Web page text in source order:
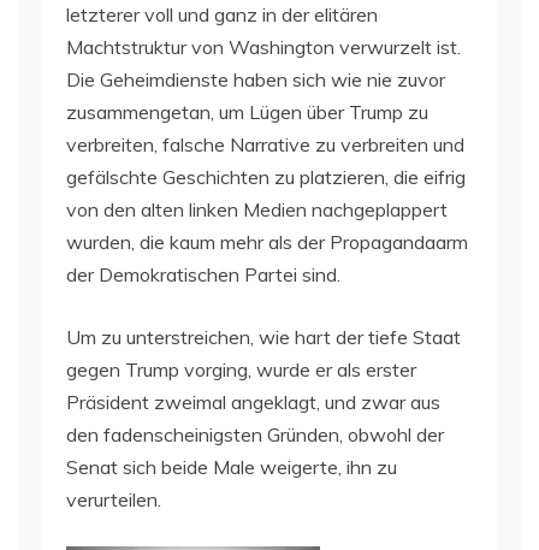
letzterer voll und ganz in der elitären
Machtstruktur von Washington verwurzelt ist.
Die Geheimdienste haben sich wie nie zuvor
zusammengetan, um Lügen über Trump zu
verbreiten, falsche Narrative zu verbreiten und
gefälschte Geschichten zu platzieren, die eifrig
von den alten linken Medien nachgeplappert
wurden, die kaum mehr als der Propagandaarm
der Demokratischen Partei sind.
Um zu unterstreichen, wie hart der tiefe Staat
gegen Trump vorging, wurde er als erster
Präsident zweimal angeklagt, und zwar aus
den fadenscheinigsten Gründen, obwohl der
Senat sich beide Male weigerte, ihn zu
verurteilen.